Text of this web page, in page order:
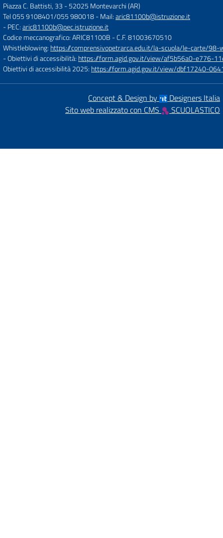
Piazza C. Battisti, 33 -52025 Montevarchi (AR)
Tel 055 9108401/055 980018- Mail:aric81100b@istruzione.it
- PEC:aric81100b@pec.istruzione.it
Codice meccanografico: ARIC81100B - C.F. 81003670510
Whistleblowing: https://comprensivopetrarca.edu.it/la-scuola/le-carte/98-
- Obiettivi di accessibilità: https://form.agid.gov.it/view/af5b56a0-e776-
Obiettivi di accessibilità 2025: https://form.agid.gov.it/view/dbf17240-
Concept & Design by
Designers Italia
Sito web realizzato con CMS
SCUOLASTICO